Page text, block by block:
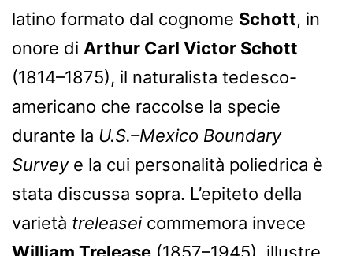
latino formato dal cognome Schott, in
onore di Arthur Carl Victor Schott
(1814–1875), il naturalista tedesco-
americano che raccolse la specie
durante la U.S.–Mexico Boundary
Surveye la cui personalità poliedrica è
stata discussa sopra. L’epiteto della
varietà treleaseicommemora invece
William Trelease (1857–1945), illustre